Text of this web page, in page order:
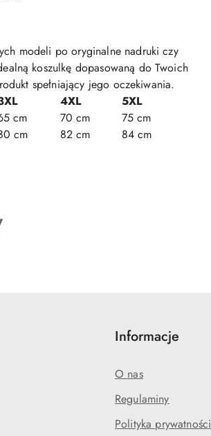
modeli po oryginalne nadruki czy
koszulkę dopasowaną do Twoich
spełniający jego oczekiwania.
4XL
5XL
cm 70 cm
75 cm
cm 82 cm 84 cm
Informacje
O nas
Regulaminy
Polityka prywatności